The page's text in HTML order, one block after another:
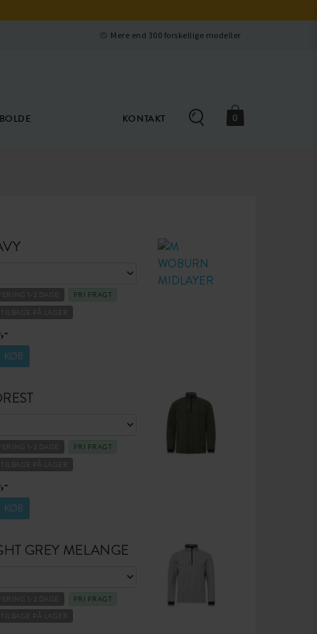
Mere end 300 forskellige modeller
KONTAKT 0
1-2 DAGE
FRI FRAGT
TILBAGE PÅ LAGER
KØB
1-2 DAGE
FRI FRAGT
TILBAGE PÅ LAGER
KØB
GREY MELANGE
1-2 DAGE
FRI FRAGT
TILBAGE PÅ LAGER